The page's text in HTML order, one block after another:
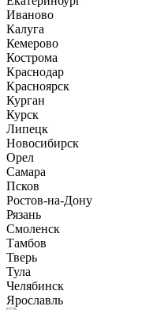
Иваново
Калуга
Кемерово
Кострома
Краснодар
Красноярск
Курган
Курск
Липецк
Новосибирск
Орел
Самара
Псков
Ростов-на-Дону
Рязань
Смоленск
Тамбов
Тверь
Тула
Челябинск
Ярославль